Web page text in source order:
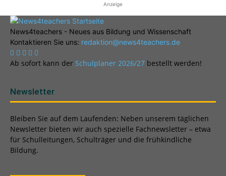
Anzeige
News4teachers - Neues aus Bildung und Wissenschaft
Kontaktieren Sie uns: redaktion@news4teachers.de
Ab sofort kann der Schulplaner 2026/27 bestellt werden!
Newsletter
Bleiben Sie auf dem Laufenden: Neben unserem täglichen
Newsletter bieten wir auch spezielle Fachnewsletter – etwa
für Schulleitungen, Schulträger und die frühkindliche
Bildung.